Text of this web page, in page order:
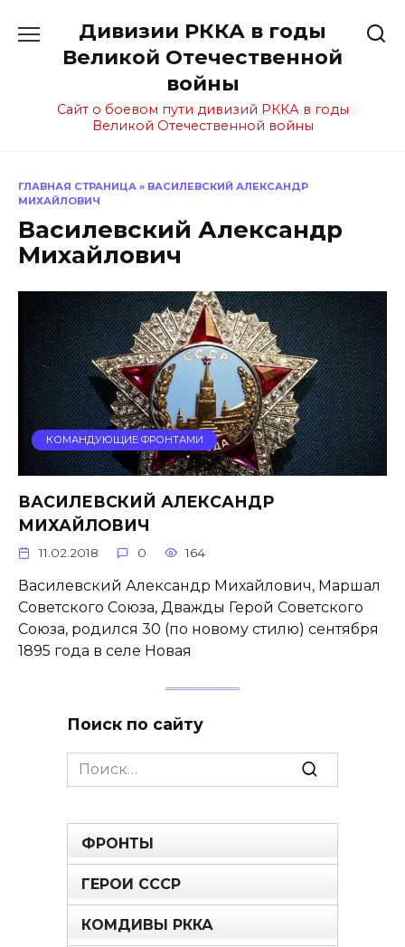
содержанию
Дивизии РККА в годы
Великой Отечественной
войны
Сайт о боевом пути дивизий РККА в годы
Великой Отечественной войны
ГЛАВНАЯ СТРАНИЦА » ВАСИЛЕВСКИЙ АЛЕКСАНДР
МИХАЙЛОВИЧ
Василевский Александр
Михайлович
КОМАНДУЮЩИЕ ФРОНТАМИ
ВАСИЛЕВСКИЙ АЛЕКСАНДР
МИХАЙЛОВИЧ
11.02.2018 0 164
Василевский Александр Михайлович, Маршал
Советского Союза, Дважды Герой Советского
Союза, родился 30 (по новому стилю) сентября
1895 года в селе Новая
Поиск по сайту
Search
for:
ФРОНТЫ
ГЕРОИ СССР
КОМДИВЫ РККА